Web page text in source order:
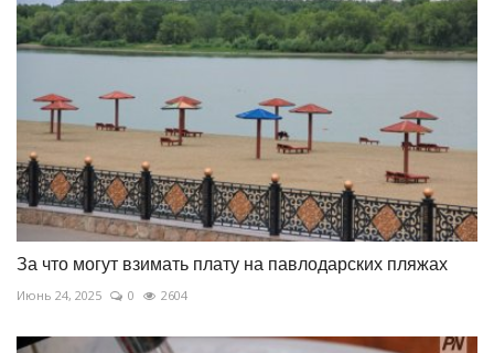
За что могут взимать плату на павлодарских пляжах
Июнь 24, 2025 0 2604